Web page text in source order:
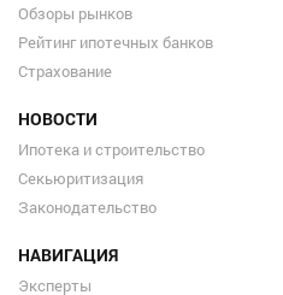
Обзоры рынков
Рейтинг ипотечных банков
Страхование
НОВОСТИ
Ипотека и строительство
Секьюритизация
Законодательство
НАВИГАЦИЯ
Эксперты